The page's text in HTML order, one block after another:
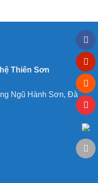
Thiên Sơn
Ngũ Hành Sơn, Đà